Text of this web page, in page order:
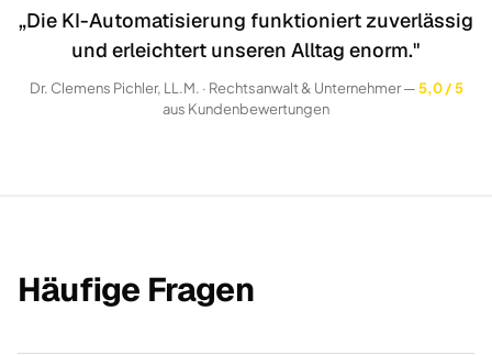
„Die KI-Automatisierung funktioniert zuverlässig
und erleichtert unseren Alltag enorm."
Dr. Clemens Pichler, LL.M. · Rechtsanwalt & Unternehmer —5,0 / 5
aus Kundenbewertungen
Häufige Fragen